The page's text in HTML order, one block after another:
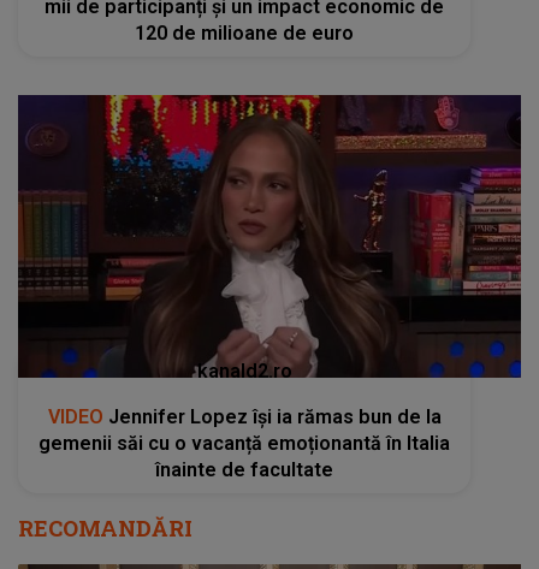
mii de participanți și un impact economic de
120 de milioane de euro
kanald2.ro
VIDEO Jennifer Lopez își ia rămas bun de la
gemenii săi cu o vacanță emoționantă în Italia
înainte de facultate
RECOMANDĂRI